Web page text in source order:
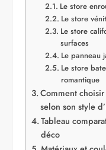
Le store
Le store
Le store
surfaces
Le panneau
Le store
romantique
Comment
selon son style
Tableau
déco